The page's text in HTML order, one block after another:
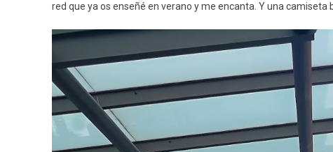
red que ya os enseñé en verano y me encanta. Y una